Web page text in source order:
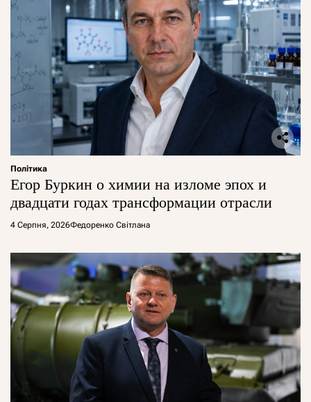
Політика
Егор Буркин о химии на изломе эпох и
двадцати годах трансформации отрасли
4 Серпня, 2026Федоренко Світлана